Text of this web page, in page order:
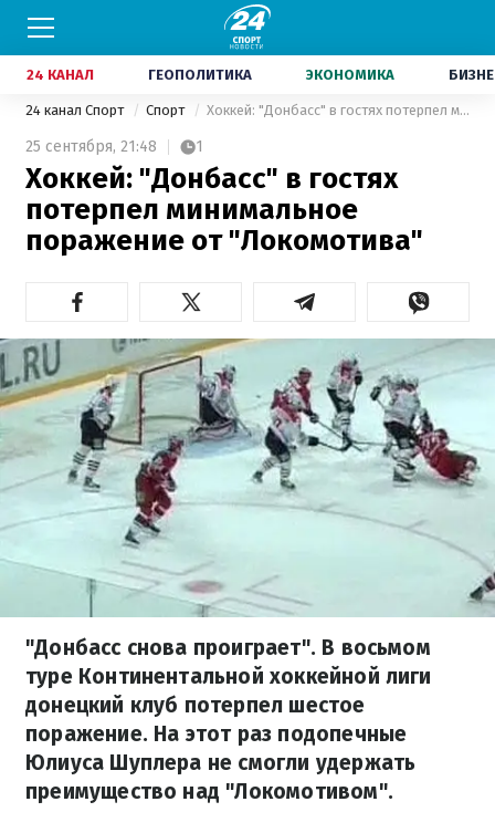
24 КАНАЛ ГЕОПОЛИТИКА ЭКОНОМИКА
24 канал Спорт Спорт Хоккей: "Донбасс" в гостях потерпел минимальное поражение от "Локомотива"
25 сентября, 21:48 1
Хоккей: "Донбасс" в гостях
потерпел минимальное
поражение от "Локомотива"
"Донбасс снова проиграет". В восьмом
туре Континентальной хоккейной лиги
донецкий клуб потерпел шестое
поражение. На этот раз подопечные
Юлиуса Шуплера не смогли удержать
преимущество над "Локомотивом".